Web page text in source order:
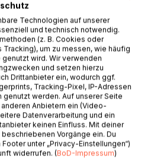
geht es über eine Brücke -
Technologien auf unserer
und technisch notwendig.
(z. B. Cookies oder
um zu messen, wie häufig
wird. Wir verwenden
und setzen hierzu
Drittanbieter ein, wodurch ggf.
Tracking-Pixel, IP-Adressen
werden. Auf unserer Seite
Anbietern ein (Video-
Datenverarbeitung und ein
keinen Einfluss. Mit deiner
Vorgänge ein. Du
unter „Privacy-Einstellungen“)
widerrufen. (BoD-Impressum)